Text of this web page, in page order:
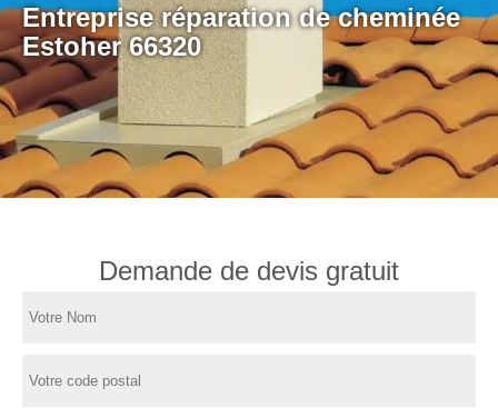
Entreprise réparation de cheminée
Estoher 66320
Demande de devis gratuit